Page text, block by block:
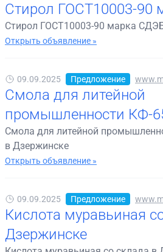
Стирол ГОСТ10003-90
Стирол ГОСТ10003-90 марка
Открыть объявление »
09.09.2025 Предложение
Смола для литейной
промышленности КФ-
Смола для литейной
в Дзержинске
Открыть объявление »
09.09.2025 Предложение
Кислота муравьиная
Дзержинске